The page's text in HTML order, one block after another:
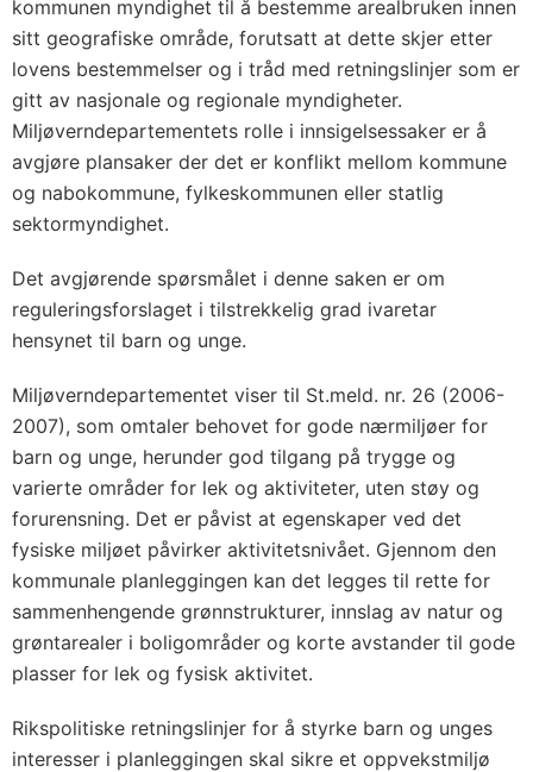
kommunen myndighet til å bestemme arealbruken innen
sitt geografiske område, forutsatt at dette skjer etter
lovens bestemmelser og i tråd med retningslinjer som er
gitt av nasjonale og regionale myndigheter.
Miljøverndepartementets rolle i innsigelsessaker er å
avgjøre plansaker der det er konflikt mellom kommune
og nabokommune, fylkeskommunen eller statlig
sektormyndighet.
Det avgjørende spørsmålet i denne saken er om
reguleringsforslaget i tilstrekkelig grad ivaretar
hensynet til barn og unge.
Miljøverndepartementet viser til St.meld. nr. 26 (2006-
2007), som omtaler behovet for gode nærmiljøer for
barn og unge, herunder god tilgang på trygge og
varierte områder for lek og aktiviteter, uten støy og
forurensning. Det er påvist at egenskaper ved det
fysiske miljøet påvirker aktivitetsnivået. Gjennom den
kommunale planleggingen kan det legges til rette for
sammenhengende grønnstrukturer, innslag av natur og
grøntarealer i boligområder og korte avstander til gode
plasser for lek og fysisk aktivitet.
Rikspolitiske retningslinjer for å styrke barn og unges
interesser i planleggingen skal sikre et oppvekstmiljø